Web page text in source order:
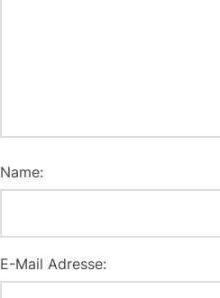
Name:
E-Mail Adresse: